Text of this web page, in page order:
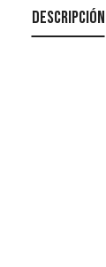
Descripción